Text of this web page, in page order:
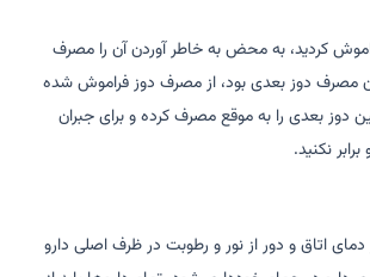
کردید، به محض به خاطر آوردن آن را مصرف
مصرف دوز بعدی بود، از مصرف دوز فراموش شده
بعدی را به موقع مصرف کرده و برای جبران
نکنید.
اتاق و دور از نور و رطوبت در ظرف اصلی دارو